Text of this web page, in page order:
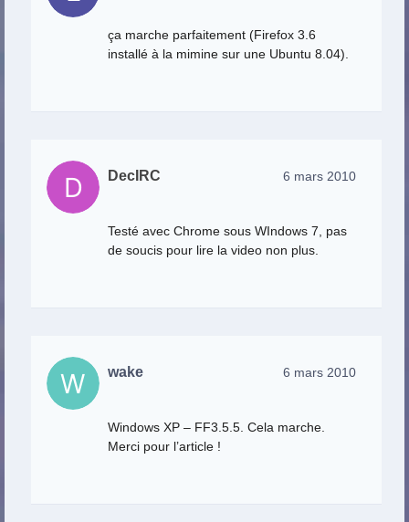
ça marche parfaitement (Firefox 3.6
installé à la mimine sur une Ubuntu 8.04).
DecIRC 6 mars 2010
Testé avec Chrome sous WIndows 7, pas
de soucis pour lire la video non plus.
wake 6 mars 2010
Windows XP – FF3.5.5. Cela marche.
Merci pour l’article !